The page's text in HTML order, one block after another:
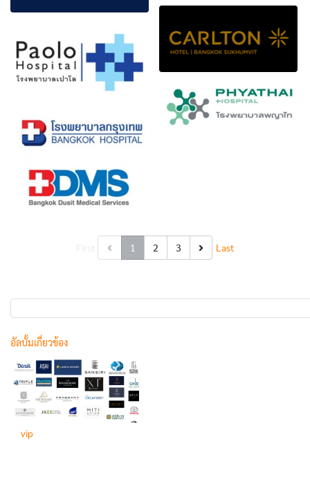
1 2 3 Last
อัลบั้มเกี่ยวข้อง
vip